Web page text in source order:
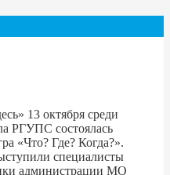
13 октября среди
РГУПС состоялась
«Что? Где? Когда?».
специалисты
администрации МО